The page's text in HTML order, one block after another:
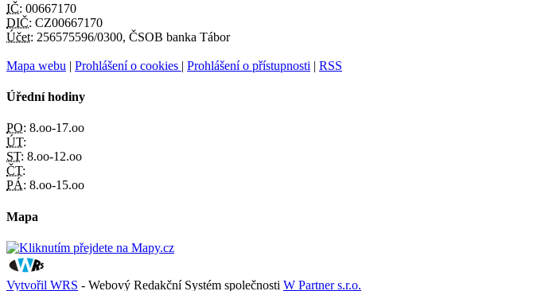
IČ: 00667170
DIČ: CZ00667170
Účet: 256575596/0300, ČSOB banka Tábor
Mapa webu | Prohlášení o cookies | Prohlášení o přístupnosti | RSS
Úřední hodiny
PO: 8.oo-17.oo
ÚT:
ST: 8.oo-12.oo
ČT:
PÁ: 8.oo-15.oo
Mapa
Vytvořil WRS - Webový Redakční Systém společnosti W Partner s.r.o.